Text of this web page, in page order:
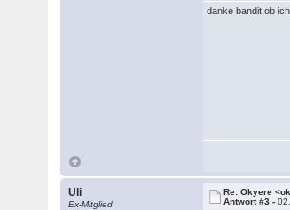
danke bandit ob
Uli
Ex-Mitglied
Re: Okyere
Antwort #3 -